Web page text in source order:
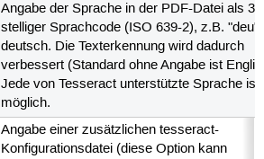
Angabe der Sprache in der PDF-Datei als 3-
stelliger Sprachcode (ISO 639-2), z.B. "deu"
deutsch. Die Texterkennung wird dadurch
verbessert (Standard ohne Angabe ist
Jede von Tesseract unterstützte Sprache ist
möglich.
Angabe einer zusätzlichen tesseract-
Konfigurationsdatei (diese Option kann